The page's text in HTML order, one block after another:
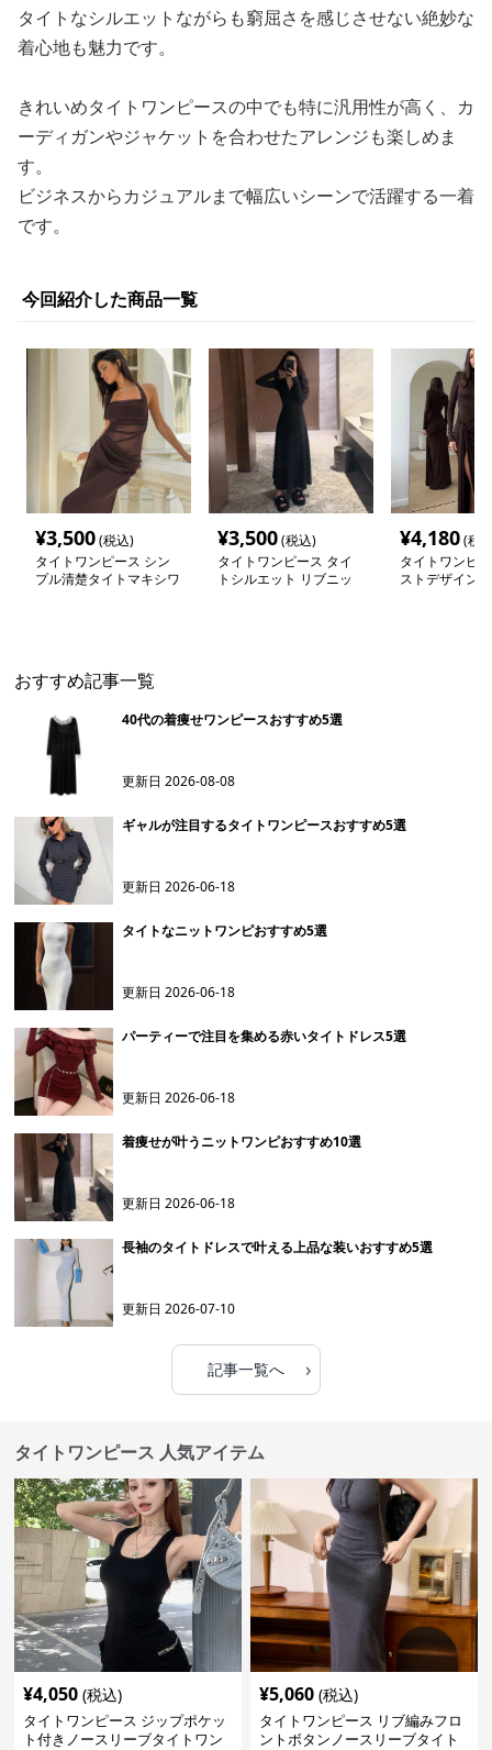
タイトなシルエットながらも窮屈さを感じさせない絶妙な
着心地も魅力です。
きれいめタイトワンピースの中でも特に汎用性が高く、カ
ーディガンやジャケットを合わせたアレンジも楽しめま
す。
ビジネスからカジュアルまで幅広いシーンで活躍する一着
です。
今回紹介した商品一覧
¥3,500(税込)
タイトワンピース シン
プル清楚タイトマキシワ
¥3,500(税込)
タイトワンピース タイ
トシルエット リブニッ
¥4,180(税
タイトワンピ
ストデザイン
おすすめ記事一覧
40代の着痩せワンピースおすすめ5選
更新日2026-08-08
ギャルが注目するタイトワンピースおすすめ5選
更新日2026-06-18
タイトなニットワンピおすすめ5選
更新日2026-06-18
パーティーで注目を集める赤いタイトドレス5選
更新日2026-06-18
着痩せが叶うニットワンピおすすめ10選
更新日2026-06-18
長袖のタイトドレスで叶える上品な装いおすすめ5選
更新日2026-07-10
記事一覧へ ›
タイトワンピース 人気アイテム
¥4,050 (税込)
タイトワンピース ジップポケッ
ト付きノースリーブタイトワン
¥5,060 (税込)
タイトワンピース リブ編みフロ
ントボタンノースリーブタイト